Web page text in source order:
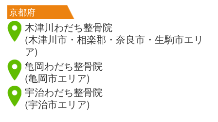
京都府
木津川わだち整骨院
(木津川市・相楽郡・奈良市・生駒市エリ
ア)
亀岡わだち整骨院
(亀岡市エリア)
宇治わだち整骨院
(宇治市エリア)